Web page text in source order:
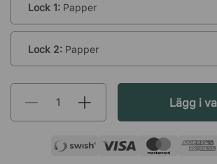
Lock 1: Papper
Lock 2: Papper
Lägg i